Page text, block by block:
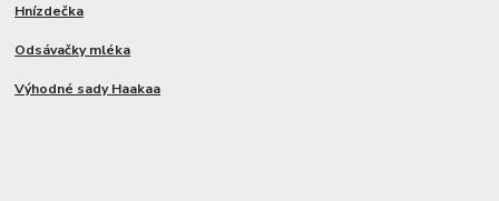
Hnízdečka
Odsávačky mléka
Výhodné sady Haakaa